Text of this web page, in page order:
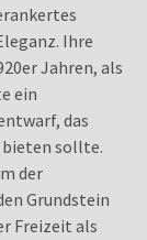
Ihre
Jahren, als
ein
das
sollte.
der
Grundstein
Freizeit als